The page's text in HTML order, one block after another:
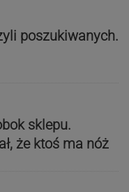
poszukiwanych.
sklepu.
że ktoś ma nóż